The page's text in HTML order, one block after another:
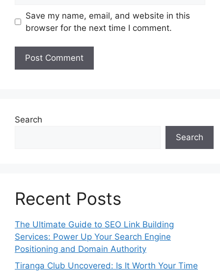
Save my name, email, and website in this
browser for the next time I comment.
Search
Search
Recent Posts
The Ultimate Guide to SEO Link Building
Services: Power Up Your Search Engine
Positioning and Domain Authority
Tiranga Club Uncovered: Is It Worth Your Time